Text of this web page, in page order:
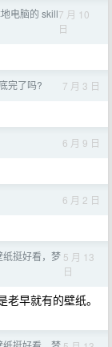
电脑的 skill7 月 10
日
完了吗? 7 月 3 日
6 月 9 日
6 月 2 日
纸挺好看，梦 5 月 13
日
早就有的壁纸。